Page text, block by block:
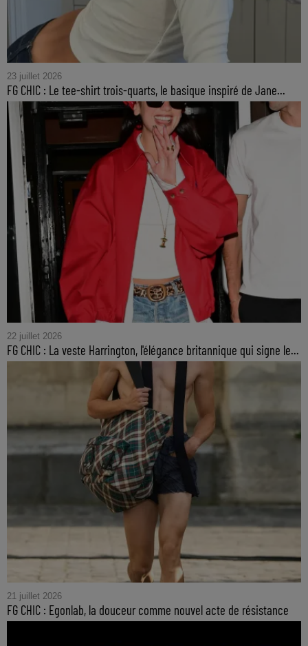
23 juillet 2026
FG CHIC : Le tee-shirt trois-quarts, le basique inspiré de Jane...
22 juillet 2026
FG CHIC : La veste Harrington, l'élégance britannique qui signe le...
21 juillet 2026
FG CHIC : Egonlab, la douceur comme nouvel acte de résistance